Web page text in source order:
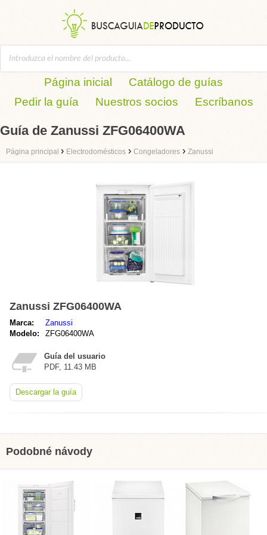
Página inicial
Catálogo de guías
Pedir la guía
Nuestros socios Escríbanos
Guía de Zanussi ZFG06400WA
Página principal › Electrodomésticos › Congeladores › Zanussi
Zanussi ZFG06400WA
Marca:
Zanussi
Modelo:
ZFG06400WA
Guía del usuario
PDF, 11.43 MB
Descargar la guía
Podobné návody